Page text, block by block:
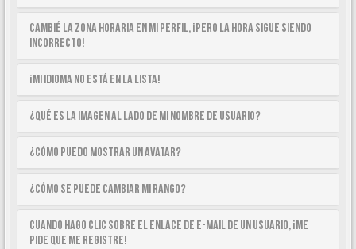
Cambié la zona horaria en mi perfil, ¡pero la hora sigue siendo
incorrecto!
¡Mi idioma no está en la lista!
¿Qué es la imagen al lado de mi nombre de usuario?
¿Cómo puedo mostrar un avatar?
¿Cómo se puede cambiar mi rango?
Cuando hago clic sobre el enlace de e-mail de un usuario, ¡me
pide que me registre!